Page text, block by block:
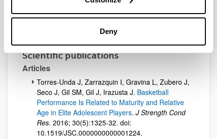
Deny
UPV/ EHU – SAE – HELAZ. 2018.
PPGA19/13. UPV/EHU. 2019
Scientific publications
Articles
Torres-Unda J, Zarrazquin I, Gravina L, Zubero J,
Seco J, Gil SM, Gil J, Irazusta J. Basketball
Performance Is Related to Maturity and Relative
Age in Elite Adolescent Players. J Strength Cond
Res. 2016; 30(5):1325-32. doi:
10.1519/JSC.0000000000001224.